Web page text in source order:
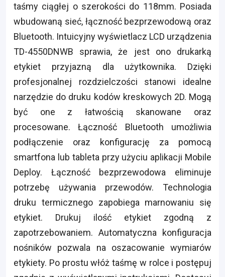
taśmy ciągłej o szerokości do 118mm. Posiada
wbudowaną sieć, łączność bezprzewodową oraz
Bluetooth. Intuicyjny wyświetlacz LCD urządzenia
TD-4550DNWB sprawia, że jest ono drukarką
etykiet przyjazną dla użytkownika. Dzięki
profesjonalnej rozdzielczości stanowi idealne
narzędzie do druku kodów kreskowych 2D. Mogą
być one z łatwością skanowane oraz
procesowane. Łączność Bluetooth umożliwia
podłączenie oraz konfigurację za pomocą
smartfona lub tableta przy użyciu aplikacji Mobile
Deploy. Łączność bezprzewodowa eliminuje
potrzebę używania przewodów. Technologia
druku termicznego zapobiega marnowaniu się
etykiet. Drukuj ilość etykiet zgodną z
zapotrzebowaniem. Automatyczna konfiguracja
nośników pozwala na oszacowanie wymiarów
etykiety. Po prostu włóż taśmę w rolce i postępuj